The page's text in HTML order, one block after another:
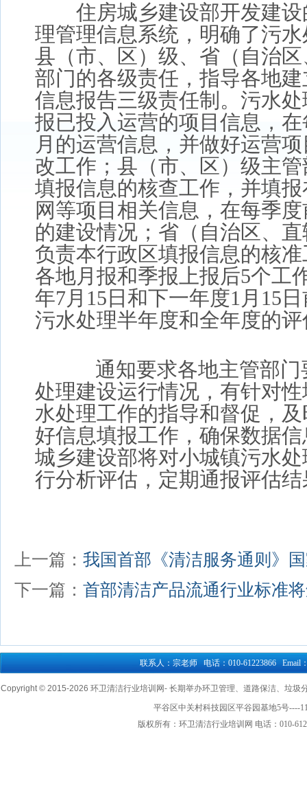
住房城乡建设部开发建设
理管理信息系统，明确了污
县（市、区）级、省（自治
部门的各级责任，指导各地
信息报告三级责任制。污水
报已投入运营的项目信息，
月的运营信息，并做好运营
改工作；县（市、区）级主
填报信息的核查工作，并填
网等项目相关信息，在每季
的建设情况；省（自治区、
负责本行政区填报信息的核
各地月报和季报上报后5个工
年7月15日和下一年度1月15
污水处理半年度和全年度的
通知要求各地主管部门
处理建设运行情况，有针对
水处理工作的指导和督促，
好信息填报工作，确保数据
城乡建设部将对小城镇污水
行分析评估，定期通报评估
上一篇： 我国首部《清洁服务通则》
下一篇： 首部清洁产品流通行业标准
联系人：宗老师 电话：010-61223866 Email
Copyright © 2015-2026 环卫清洁行业培训网- 长期举办环卫管理、道路保洁、垃
平谷区中关村科技园区平谷园基地5号----
版权所有：环卫清洁行业培训网 电话：010-